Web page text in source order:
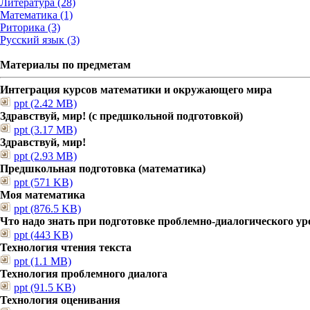
Литература (28)
Математика (1)
Риторика (3)
Русский язык (3)
Материалы по предметам
Интеграция курсов математики и окружающего мира
ppt (2.42 MB)
Здравствуй, мир! (с предшкольной подготовкой)
ppt (3.17 MB)
Здравствуй, мир!
ppt (2.93 MB)
Предшкольная подготовка (математика)
ppt (571 KB)
Моя математика
ppt (876.5 KB)
Что надо знать при подготовке проблемно-диалогического
ppt (443 KB)
Технология чтения текста
ppt (1.1 MB)
Технология проблемного диалога
ppt (91.5 KB)
Технология оценивания